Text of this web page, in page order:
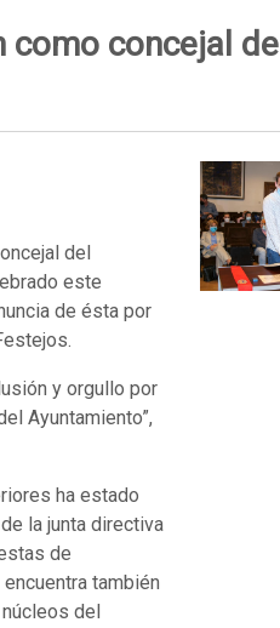
como concejal de
del
este
de ésta por
y orgullo por
Ayuntamiento”,
ha estado
la junta directiva
de
también
del